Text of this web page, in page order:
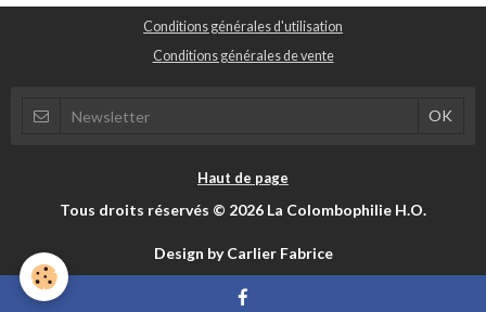
Conditions générales d'utilisation
Conditions générales de vente
Haut de page
Tous droits réservés © 2026 La Colombophilie H.O.
Design by Carlier Fabrice